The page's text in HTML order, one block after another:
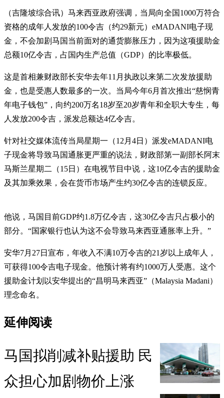
（吉隆坡综合讯）马来西亚政府强调，当局向全国1000万符合
资格的成年人发放的100令吉（约29新元）eMADANI电子现
金，不会加剧马国当前面对的通货膨胀压力，因为这项援助金
总额10亿令吉，占国内生产总值（GDP）的比率极低。
这是首相兼财政部长安华去年11月执政以来第二次发放援助
金，也是受惠人数最多的一次。当局今年6月首次推出“慈悯青
年电子钱包”，向约200万名18岁至20岁青年和全职大专生，每
人发放200令吉，派发总额达4亿令吉。
针对社交媒体流传当局星期一（12月4日）派发eMADANI电
子现金将导致马国通胀更严重的说法，财政部第一副部长阿末
马斯兰星期二（15日）在电视节目中说，这10亿令吉的援助金
及其加乘效果，会在货币市场产生约30亿令吉的连锁反应。
他说，马国目前GDP约1.8万亿令吉，这30亿令吉只占极小的
部分。“国家银行也认为这不会导致马来西亚通胀率上升。”
安华7月27日宣布，年收入不满10万令吉的21岁以上成年人，
可获得100令吉电子现金。他预计将有约1000万人受惠。这个
援助金计划以安华提出的“昌明马来西亚”（Malaysia Madani）
理念命名。
延伸阅读
马国拟削减补贴援助 民
众担心加剧物价上涨